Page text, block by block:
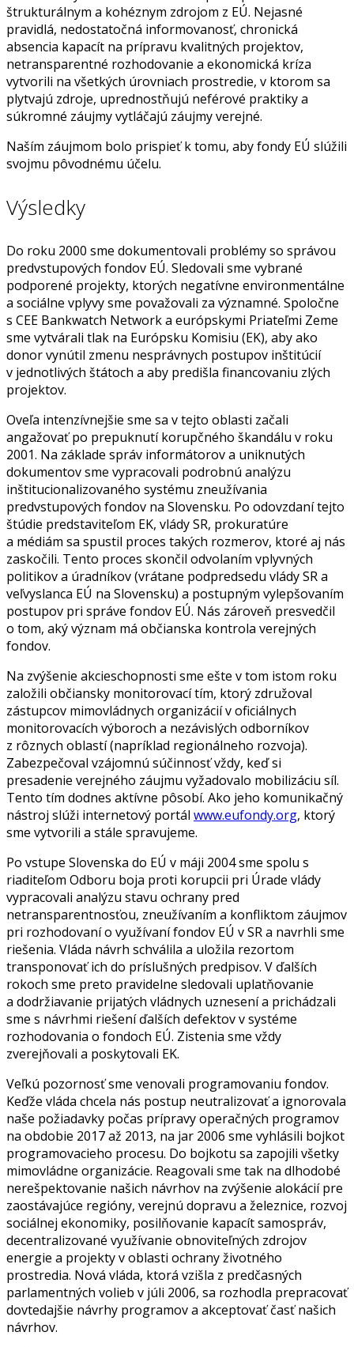
štrukturálnym a kohéznym zdrojom z EÚ. Nejasné
pravidlá, nedostatočná informovanosť, chronická
absencia kapacít na prípravu kvalitných projektov,
netransparentné rozhodovanie a ekonomická kríza
vytvorili na všetkých úrovniach prostredie, v ktorom sa
plytvajú zdroje, uprednostňujú neférové praktiky a
súkromné záujmy vytláčajú záujmy verejné.
Naším záujmom bolo prispieť k tomu, aby fondy EÚ slúžili
svojmu pôvodnému účelu.
Výsledky
Do roku 2000 sme dokumentovali problémy so správou
predvstupových fondov EÚ. Sledovali sme vybrané
podporené projekty, ktorých negatívne environmentálne
a sociálne vplyvy sme považovali za významné. Spoločne
s CEE Bankwatch Network a európskymi Priateľmi Zeme
sme vytvárali tlak na Európsku Komisiu (EK), aby ako
donor vynútil zmenu nesprávnych postupov inštitúcií
v jednotlivých štátoch a aby predišla financovaniu zlých
projektov.
Oveľa intenzívnejšie sme sa v tejto oblasti začali
angažovať po prepuknutí korupčného škandálu v roku
2001. Na základe správ informátorov a uniknutých
dokumentov sme vypracovali podrobnú analýzu
inštitucionalizovaného systému zneužívania
predvstupových fondov na Slovensku. Po odovzdaní tejto
štúdie predstaviteľom EK, vlády SR, prokuratúre
a médiám sa spustil proces takých rozmerov, ktoré aj nás
zaskočili. Tento proces skončil odvolaním vplyvných
politikov a úradníkov (vrátane podpredsedu vlády SR a
veľvyslanca EÚ na Slovensku) a postupným vylepšovaním
postupov pri správe fondov EÚ. Nás zároveň presvedčil
o tom, aký význam má občianska kontrola verejných
fondov.
Na zvýšenie akcieschopnosti sme ešte v tom istom roku
založili občiansky monitorovací tím, ktorý združoval
zástupcov mimovládnych organizácií v oficiálnych
monitorovacích výboroch a nezávislých odborníkov
z rôznych oblastí (napríklad regionálneho rozvoja).
Zabezpečoval vzájomnú súčinnosť vždy, keď si
presadenie verejného záujmu vyžadovalo mobilizáciu síl.
Tento tím dodnes aktívne pôsobí. Ako jeho komunikačný
nástroj slúži internetový portál www.eufondy.org, ktorý
sme vytvorili a stále spravujeme.
Po vstupe Slovenska do EÚ v máji 2004 sme spolu s
riaditeľom Odboru boja proti korupcii pri Úrade vlády
vypracovali analýzu stavu ochrany pred
netransparentnosťou, zneužívaním a konfliktom záujmov
pri rozhodovaní o využívaní fondov EÚ v SR a navrhli sme
riešenia. Vláda návrh schválila a uložila rezortom
transponovať ich do príslušných predpisov. V ďalších
rokoch sme preto pravidelne sledovali uplatňovanie
a dodržiavanie prijatých vládnych uznesení a prichádzali
sme s návrhmi riešení ďalších defektov v systéme
rozhodovania o fondoch EÚ. Zistenia sme vždy
zverejňovali a poskytovali EK.
Veľkú pozornosť sme venovali programovaniu fondov.
Keďže vláda chcela nás postup neutralizovať a ignorovala
naše požiadavky počas prípravy operačných programov
na obdobie 2017 až 2013, na jar 2006 sme vyhlásili bojkot
programovacieho procesu. Do bojkotu sa zapojili všetky
mimovládne organizácie. Reagovali sme tak na dlhodobé
nerešpektovanie našich návrhov na zvýšenie alokácií pre
zaostávajúce regióny, verejnú dopravu a železnice, rozvoj
sociálnej ekonomiky, posilňovanie kapacít samospráv,
decentralizované využívanie obnoviteľných zdrojov
energie a projekty v oblasti ochrany životného
prostredia. Nová vláda, ktorá vzišla z predčasných
parlamentných volieb v júli 2006, sa rozhodla prepracovať
dovtedajšie návrhy programov a akceptovať časť našich
návrhov.